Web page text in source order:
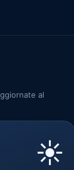
al
☀️